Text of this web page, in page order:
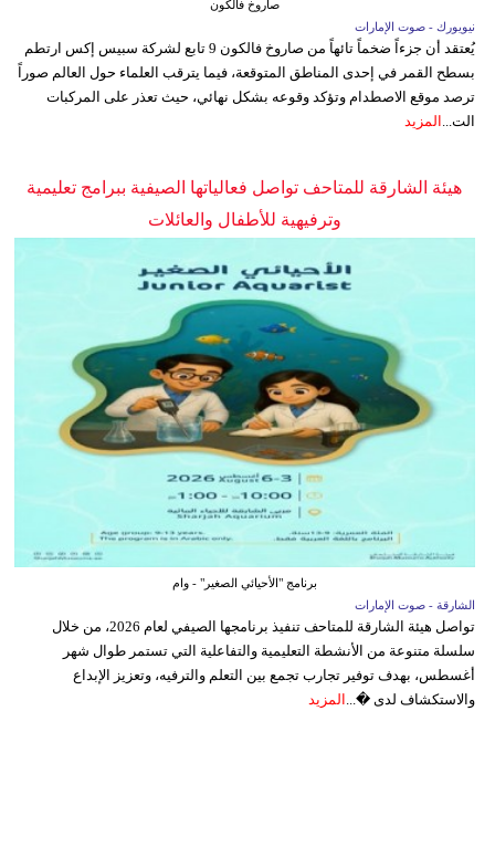
صاروخ فالكون
نيويورك - صوت الإمارات
يُعتقد أن جزءاً ضخماً تائهاً من صاروخ فالكون 9 تابع لشركة سبيس إكس ارتطم
بسطح القمر في إحدى المناطق المتوقعة، فيما يترقب العلماء حول العالم صوراً
ترصد موقع الاصطدام وتؤكد وقوعه بشكل نهائي، حيث تعذر على المركبات
الت...
المزيد
هيئة الشارقة للمتاحف تواصل فعالياتها الصيفية ببرامج تعليمية
وترفيهية للأطفال والعائلات
برنامج "الأحيائي الصغير" - وام
الشارقة - صوت الإمارات
تواصل هيئة الشارقة للمتاحف تنفيذ برنامجها الصيفي لعام 2026، من خلال
سلسلة متنوعة من الأنشطة التعليمية والتفاعلية التي تستمر طوال شهر
أغسطس، بهدف توفير تجارب تجمع بين التعلم والترفيه، وتعزيز الإبداع
والاستكشاف لدى �... المزيد